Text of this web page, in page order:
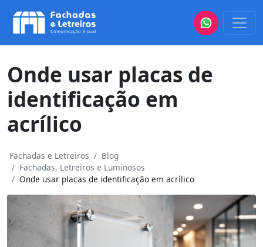
Onde usar placas de
identificação em
acrílico
Fachadas e Letreiros
Blog
Fachadas, Letreiros e Luminosos
Onde usar placas de identificação em acrílico